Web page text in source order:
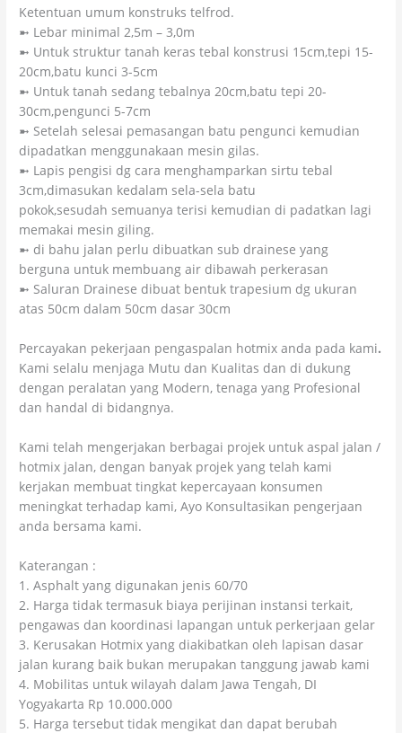
Ketentuan umum konstruks telfrod.
➼ Lebar minimal 2,5m – 3,0m
➼ Untuk struktur tanah keras tebal konstrusi 15cm,tepi 15-
20cm,batu kunci 3-5cm
➼ Untuk tanah sedang tebalnya 20cm,batu tepi 20-
30cm,pengunci 5-7cm
➼ Setelah selesai pemasangan batu pengunci kemudian
dipadatkan menggunakaan mesin gilas.
➼ Lapis pengisi dg cara menghamparkan sirtu tebal
3cm,dimasukan kedalam sela-sela batu
pokok,sesudah semuanya terisi kemudian di padatkan lagi
memakai mesin giling.
➼ di bahu jalan perlu dibuatkan sub drainese yang
berguna untuk membuang air dibawah perkerasan
➼ Saluran Drainese dibuat bentuk trapesium dg ukuran
atas 50cm dalam 50cm dasar 30cm
Percayakan pekerjaan pengaspalan hotmix anda pada kami.
Kami selalu menjaga Mutu dan Kualitas dan di dukung
dengan peralatan yang Modern, tenaga yang Profesional
dan handal di bidangnya.
Kami telah mengerjakan berbagai projek untuk aspal jalan /
hotmix jalan, dengan banyak projek yang telah kami
kerjakan membuat tingkat kepercayaan konsumen
meningkat terhadap kami, Ayo Konsultasikan pengerjaan
anda bersama kami.
Katerangan :
1. Asphalt yang digunakan jenis 60/70
2. Harga tidak termasuk biaya perijinan instansi terkait,
pengawas dan koordinasi lapangan untuk perkerjaan gelar
3. Kerusakan Hotmix yang diakibatkan oleh lapisan dasar
jalan kurang baik bukan merupakan tanggung jawab kami
4. Mobilitas untuk wilayah dalam Jawa Tengah, DI
Yogyakarta Rp 10.000.000
5. Harga tersebut tidak mengikat dan dapat berubah